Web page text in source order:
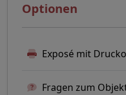
Optionen
Exposé mit
Fragen zum